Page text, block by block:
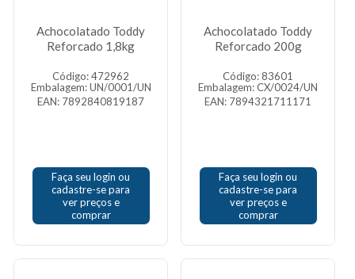
Achocolatado Toddy
Reforcado 1,8kg
Código: 472962
Embalagem: UN/0001/UN
EAN: 7892840819187
Faça seu login ou
cadastre-se para
ver preços e
comprar
Achocolatado Toddy
Reforcado 200g
Código: 83601
Embalagem: CX/0024/UN
EAN: 7894321711171
Faça seu login ou
cadastre-se para
ver preços e
comprar